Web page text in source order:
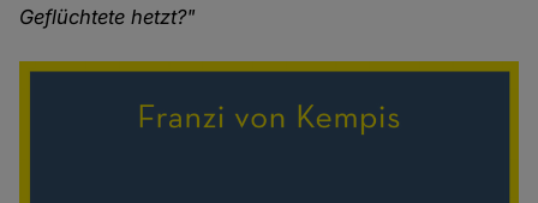
Geflüchtete hetzt?"